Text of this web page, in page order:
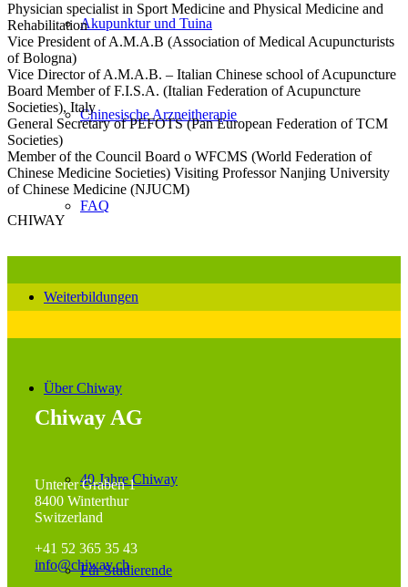
Akupunktur und Tuina
Chinesische Arzneitherapie
FAQ
Weiterbildungen
Über Chiway
40 Jahre Chiway
Für Studierende
Physician specialist in Sport Medicine and Physical Medicine and
Rehabilitation
Vice President of A.M.A.B (Association of Medical Acupuncturists
of Bologna)
Vice Director of A.M.A.B. – Italian Chinese school of Acupuncture
Board Member of F.I.S.A. (Italian Federation of Acupuncture
Societies), Italy
General Secretary of PEFOTS (Pan European Federation of TCM
Societies)
Member of the Council Board o WFCMS (World Federation of
Chinese Medicine Societies) Visiting Professor Nanjing University
of Chinese Medicine (NJUCM)
CHIWAY
Chiway AG
Unterer Graben 1
8400 Winterthur
Switzerland
+41 52 365 35 43
info@chiway.ch